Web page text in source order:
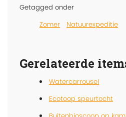
Getagged onder
Zomer
Natuurexpeditie
Gerelateerde
Watercarrousel
Ecotoop speurtocht